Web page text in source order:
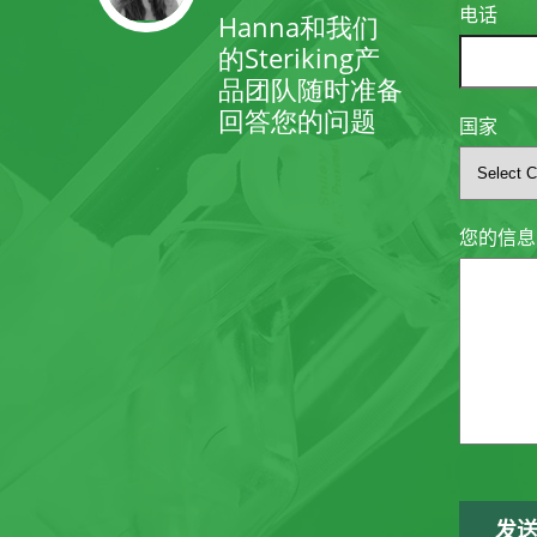
Hanna和我们
的Steriking产
品团队随时准备
回答您的问题
电话
国家
您的信息